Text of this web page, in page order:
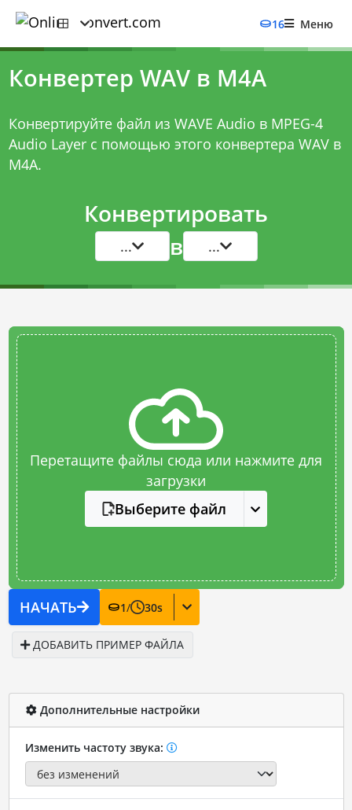
16 Меню
Конвертер WAV в M4A
Конвертируйте файл из WAVE Audio в MPEG-4
Audio Layer с помощью этого конвертера WAV в
M4A.
Конвертировать
... в ...
Перетащите файлы сюда или нажмите для
загрузки
Выберите файл
НАЧАТЬ 1/ 30s
ДОБАВИТЬ ПРИМЕР ФАЙЛА
Дополнительные настройки
Изменить частоту звука: